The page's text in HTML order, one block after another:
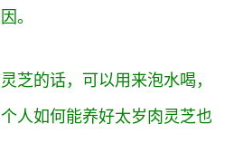
。
芝的话，可以用来泡水喝，
个人如何能养好太岁肉灵芝也